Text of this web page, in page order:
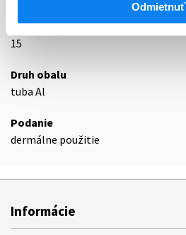
Odmietnuť
Exspirácia
15
Druh obalu
tuba Al
Podanie
dermálne použitie
Informácie